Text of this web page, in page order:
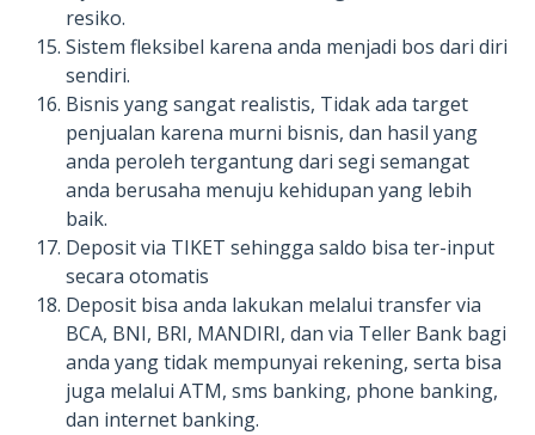
resiko.
Sistem fleksibel karena anda menjadi bos dari diri
sendiri.
Bisnis yang sangat realistis, Tidak ada target
penjualan karena murni bisnis, dan hasil yang
anda peroleh tergantung dari segi semangat
anda berusaha menuju kehidupan yang lebih
baik.
Deposit via TIKET sehingga saldo bisa ter-input
secara otomatis
Deposit bisa anda lakukan melalui transfer via
BCA, BNI, BRI, MANDIRI, dan via Teller Bank bagi
anda yang tidak mempunyai rekening, serta bisa
juga melalui ATM, sms banking, phone banking,
dan internet banking.